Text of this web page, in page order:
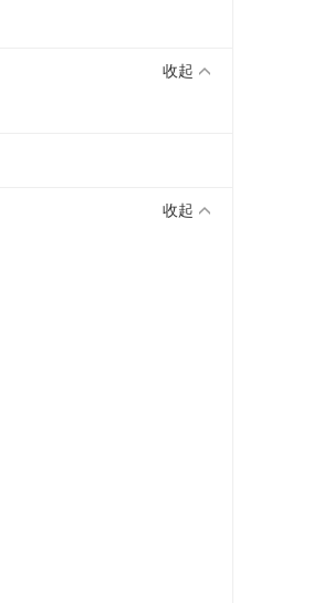
收起
收起